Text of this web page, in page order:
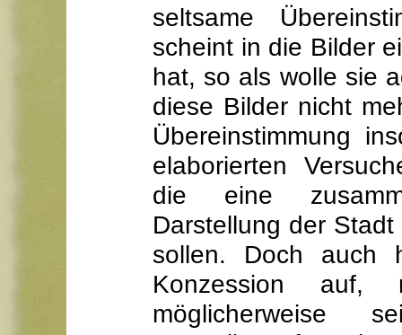
seltsame
scheint in die Bilder
hat, so als wolle sie
diese Bilder nicht
Übereinstimmung
elaborierten
die eine
Darstellung der
sollen. Doch auch
Konzession
möglicherweise